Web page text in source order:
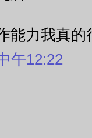
能力我真的
午12:22